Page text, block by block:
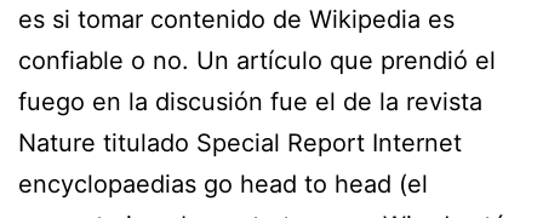
es si tomar contenido de Wikipedia es
confiable o no. Un artículo que prendió el
fuego en la discusión fue el de la revista
Nature titulado Special Report Internet
encyclopaedias go head to head (el